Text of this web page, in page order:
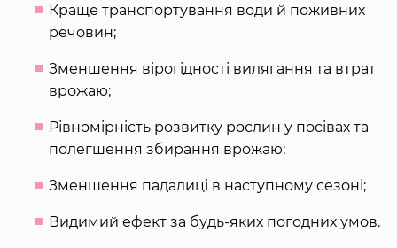
Краще транспортування води й поживних
речовин;
Зменшення вірогідності вилягання та втрат
врожаю;
Рівномірність розвитку рослин у посівах та
полегшення збирання врожаю;
Зменшення падалиці в наступному сезоні;
Видимий ефект за будь-яких погодних умов.